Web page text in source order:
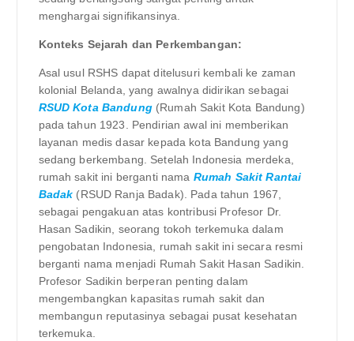
menghargai signifikansinya.
Konteks Sejarah dan Perkembangan:
Asal usul RSHS dapat ditelusuri kembali ke zaman
kolonial Belanda, yang awalnya didirikan sebagai
RSUD Kota Bandung(Rumah Sakit Kota Bandung)
pada tahun 1923. Pendirian awal ini memberikan
layanan medis dasar kepada kota Bandung yang
sedang berkembang. Setelah Indonesia merdeka,
rumah sakit ini berganti nama Rumah Sakit Rantai
Badak (RSUD Ranja Badak). Pada tahun 1967,
sebagai pengakuan atas kontribusi Profesor Dr.
Hasan Sadikin, seorang tokoh terkemuka dalam
pengobatan Indonesia, rumah sakit ini secara resmi
berganti nama menjadi Rumah Sakit Hasan Sadikin.
Profesor Sadikin berperan penting dalam
mengembangkan kapasitas rumah sakit dan
membangun reputasinya sebagai pusat kesehatan
terkemuka.